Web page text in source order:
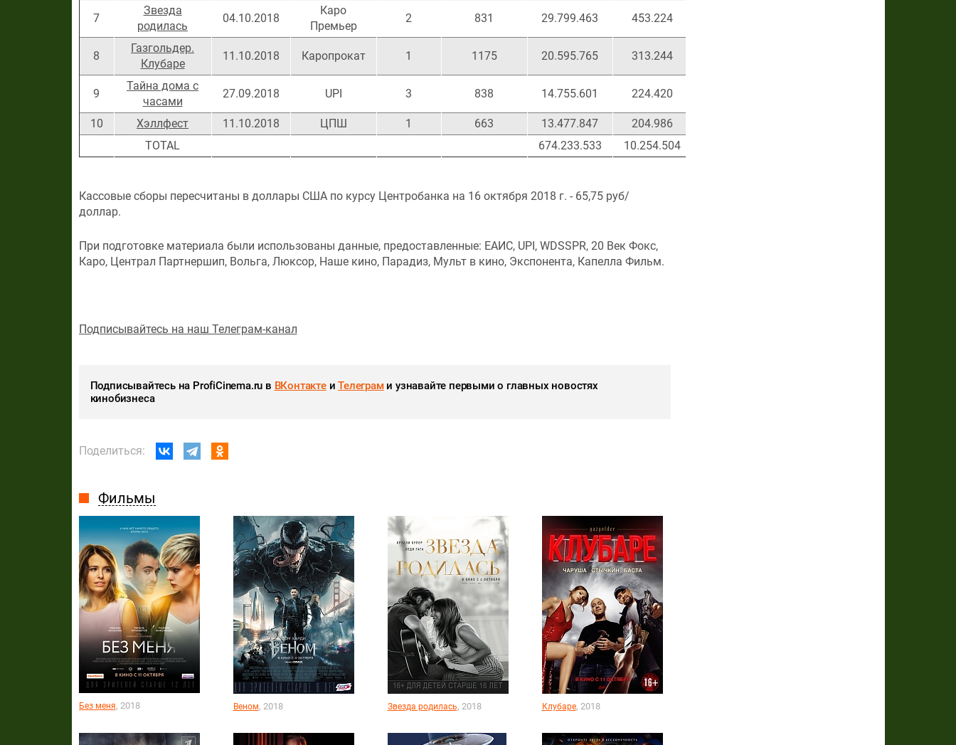
7
Звезда
родилась
04.10.2018
Каро
Премьер
2 831 29.799.463 453.224
8
Газгольдер.
Клубаре
11.10.2018 Каропрокат 1 1175 20.595.765 313.244
9
Тайна дома с
часами
27.09.2018 UPI 3 838 14.755.601 224.420
10 Хэллфест 11.10.2018 ЦПШ 1 663 13.477.847 204.986
ТОТАL
674.233.533 10.254.504
Кассовые сборы пересчитаны в доллары США по курсу Центробанка на 16 октября 2018 г. - 65,75 руб/
доллар.
При подготовке материала были использованы данные, предоставленные: ЕАИС, UPI, WDSSPR, 20 Век Фокс,
Каро, Централ Партнершип, Вольга, Люксор, Наше кино, Парадиз, Мульт в кино, Экспонента, Капелла Фильм.
Подписывайтесь на наш Телеграм-канал
Подписывайтесь на ProfiCinema.ru в ВКонтактеиТелеграми узнавайте первыми о главных новостях
кинобизнеса
Поделиться:
Фильмы
Без меня, 2018 Веном, 2018 Звезда родилась, 2018 Клубаре, 2018